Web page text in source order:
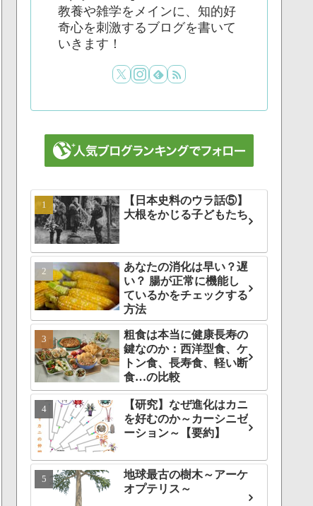
教養や雑学をメインに、知的好
奇心を刺激するブログを書いて
いきます！
【日本史料のウラ話⑤】
大根をかじる子どもたち
あなたの消化は早い？遅
い？ 腸が正常に機能し
ているかをチェックする
方法
粗食は本当に健康長寿の
鍵なのか：西洋型食、ケ
トン食、長寿食、軽い断
食…の比較
【研究】なぜ進化はカニ
を好むのか～カーシニゼ
ーション～【要約】
地球最古の樹木～アーケ
オプテリス～